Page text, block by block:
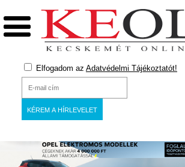
Elfogadom az Adatvédelmi Tájékoztatót!